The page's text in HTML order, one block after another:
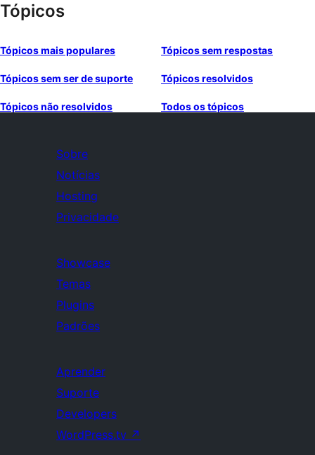
Tópicos
Tópicos mais populares Tópicos sem respostas
Tópicos sem ser de suporte Tópicos resolvidos
Tópicos não resolvidos Todos os tópicos
Sobre
Notícias
Hosting
Privacidade
Showcase
Temas
Plugins
Padrões
Aprender
Suporte
Developers
WordPress.tv ↗